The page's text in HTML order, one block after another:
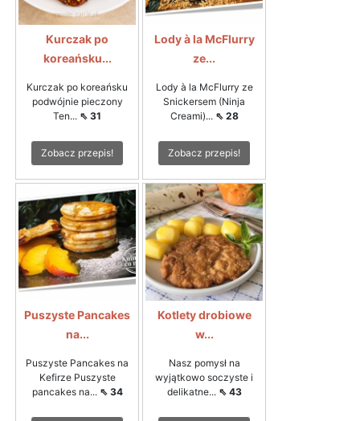
Kurczak po
koreańsku...
Kurczak po koreańsku
podwójnie pieczony
Ten... ⇖ 31
Zobacz przepis!
Lody à la McFlurry
ze...
Lody à la McFlurry ze
Snickersem (Ninja
Creami)... ⇖ 28
Zobacz przepis!
Puszyste Pancakes
na...
Puszyste Pancakes na
Kefirze Puszyste
pancakes na... ⇖ 34
Kotlety drobiowe
w...
Nasz pomysł na
wyjątkowo soczyste i
delikatne... ⇖ 43